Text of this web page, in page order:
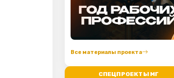
Все материалы проекта
СПЕЦПРОЕКТЫ МГ